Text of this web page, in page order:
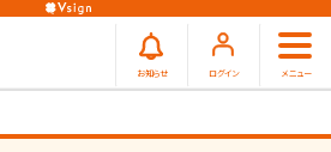
お知らせ ログイン メニュー